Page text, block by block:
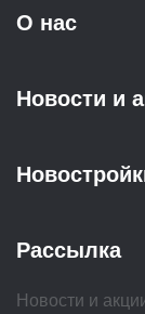
О нас
Новости и
Рассылка
Новости и